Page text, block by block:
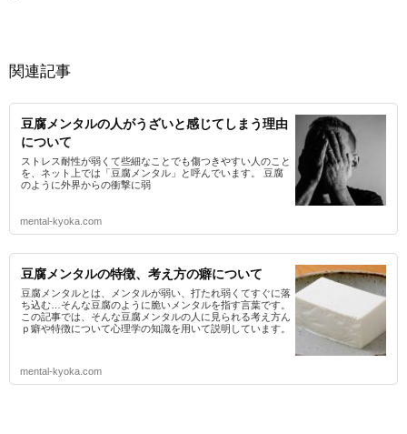
関連記事
豆腐メンタルの人がうざいと感じてしまう理由
について
ストレス耐性が弱くて些細なことでも傷つきやすい人のこと
を、ネット上では「豆腐メンタル」と呼んでいます。 豆腐
のように外界からの衝撃に弱
mental-kyoka.com
豆腐メンタルの特徴、考え方の癖について
豆腐メンタルとは、メンタルが弱い、打たれ弱くてすぐに落
ち込む…そんな豆腐のように脆いメンタルを指す言葉です。
この記事では、そんな豆腐メンタルの人に見られる考え方ん
ｐ癖や特徴について心理学の知識を用いて説明しています。
mental-kyoka.com